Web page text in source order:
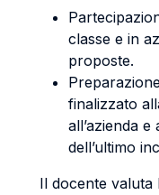
classe e in
proposte.
finalizzato
all’azienda
dell’ultimo
Il docente valuta